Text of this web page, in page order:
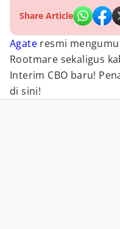
Share Article
Agate resmi
Rootmare sekaligus
Interim CBO baru!
di sini!